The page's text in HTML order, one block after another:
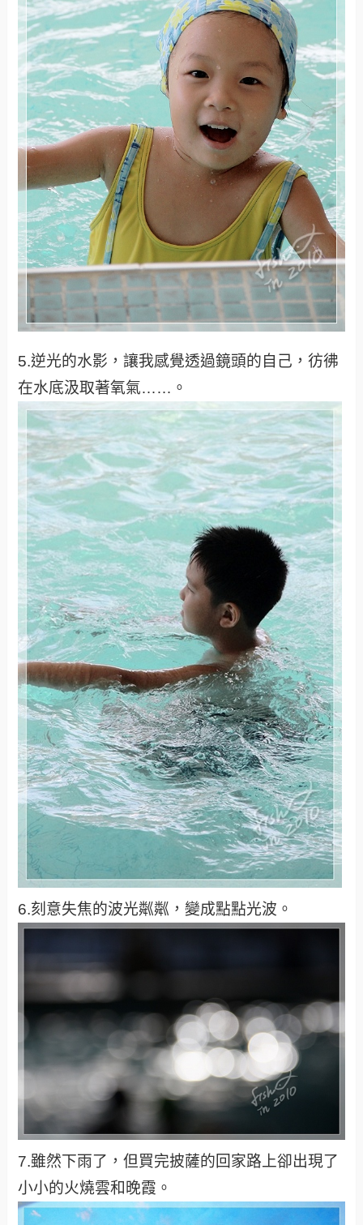
5.逆光的水影，讓我感覺透過鏡頭的自己，彷彿
在水底汲取著氧氣……。
6.刻意失焦的波光粼粼，變成點點光波。
7.雖然下雨了，但買完披薩的回家路上卻出現了
小小的火燒雲和晚霞。